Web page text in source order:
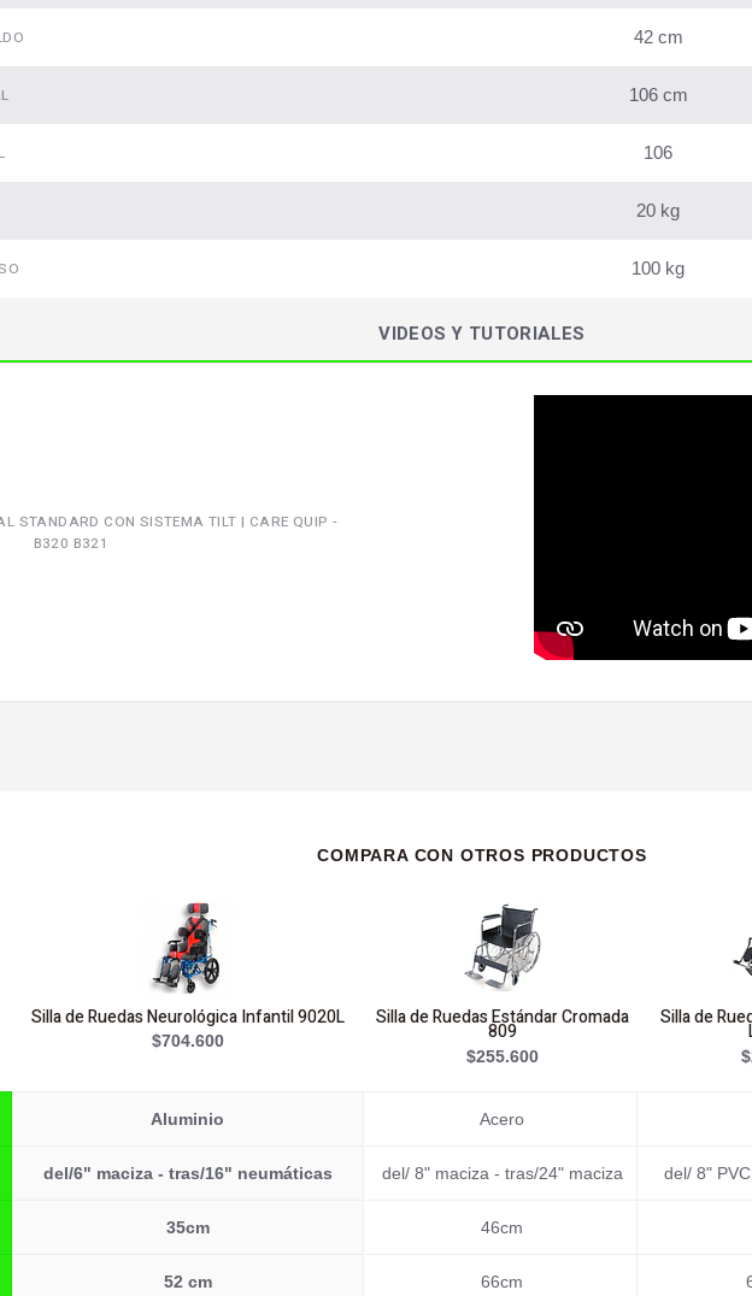
42 cm
106 cm
106
20 kg
100 kg
VIDEOS Y TUTORIALES
STANDARD CON SISTEMA TILT | CARE QUIP -
B320 B321
COMPARA CON OTROS PRODUCTOS
Silla de Ruedas Neurológica Infantil 9020L
$704.600
Aluminio
del/6" maciza - tras/16" neumáticas
35cm
52 cm
Silla de Ruedas Estándar Cromada
809
$255.600
Acero
del/ 8" maciza - tras/24" maciza
46cm
66cm
Silla de
del/ 8"